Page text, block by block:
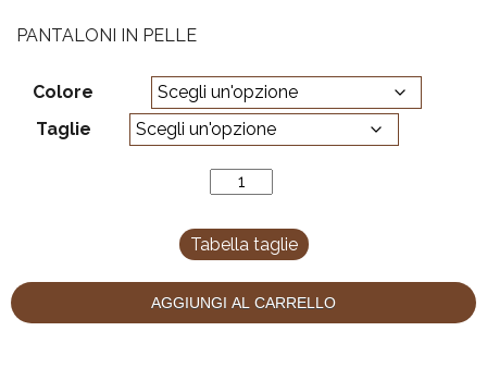
€390,00.
PANTALONI IN PELLE
Colore
Taglie
Ibbie
Tabella taglie
AGGIUNGI AL CARRELLO